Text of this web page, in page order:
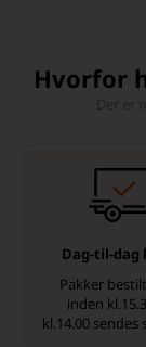
Hvorfor
Dag-til-dag
Pakker
inden
kl.14.00 sendes